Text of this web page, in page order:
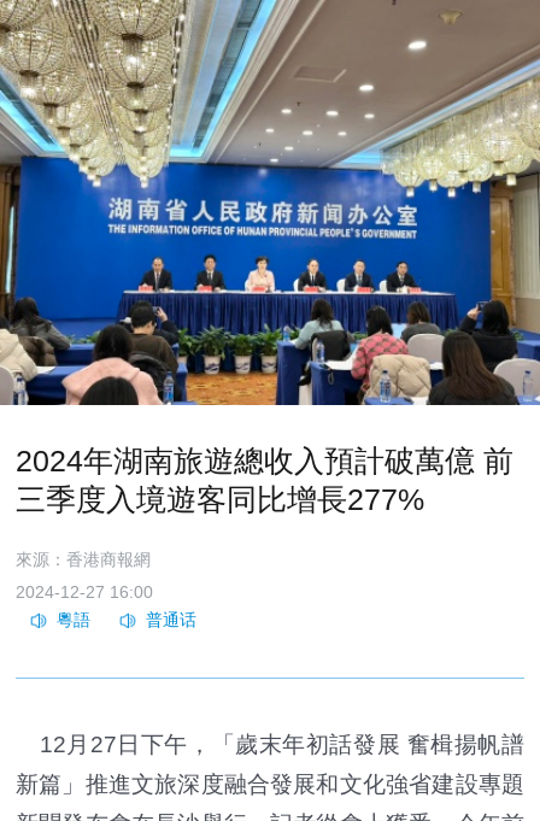
2024年湖南旅遊總收入預計破萬億 前
三季度入境遊客同比增長277%
來源：香港商報網
2024-12-27 16:00
12月27日下午，「歲末年初話發展 奮楫揚帆譜
新篇」推進文旅深度融合發展和文化強省建設專題